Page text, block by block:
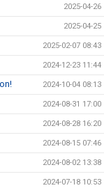
2025-04-26
2025-04-25
2025-02-07 08:43
2024-12-23 11:44
2024-10-04 08:13
2024-08-31 17:00
2024-08-28 16:20
2024-08-15 07:46
2024-08-02 13:38
2024-07-18 10:53